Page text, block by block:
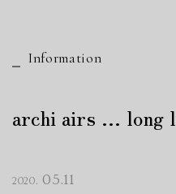
Information
archi airs … long
2020. 05.11